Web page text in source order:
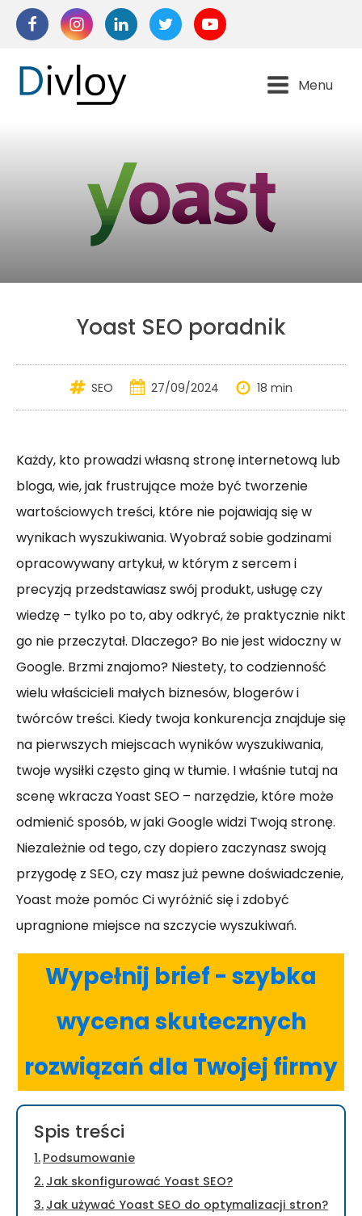
Menu
Yoast SEO poradnik
SEO 27/09/2024 18 min
Każdy, kto prowadzi własną stronę internetową lub
bloga, wie, jak frustrujące może być tworzenie
wartościowych treści, które nie pojawiają się w
wynikach wyszukiwania. Wyobraź sobie godzinami
opracowywany artykuł, w którym z sercem i
precyzją przedstawiasz swój produkt, usługę czy
wiedzę – tylko po to, aby odkryć, że praktycznie nikt
go nie przeczytał. Dlaczego? Bo nie jest widoczny w
Google. Brzmi znajomo? Niestety, to codzienność
wielu właścicieli małych biznesów, blogerów i
twórców treści. Kiedy twoja konkurencja znajduje się
na pierwszych miejscach wyników wyszukiwania,
twoje wysiłki często giną w tłumie. I właśnie tutaj na
scenę wkracza Yoast SEO – narzędzie, które może
odmienić sposób, w jaki Google widzi Twoją stronę.
Niezależnie od tego, czy dopiero zaczynasz swoją
przygodę z SEO, czy masz już pewne doświadczenie,
Yoast może pomóc Ci wyróżnić się i zdobyć
upragnione miejsce na szczycie wyszukiwań.
Wypełnij brief - szybka
wycena skutecznych
rozwiązań dla Twojej firmy
Spis treści
Podsumowanie
Jak skonfigurować Yoast SEO?
Jak używać Yoast SEO do optymalizacji stron?